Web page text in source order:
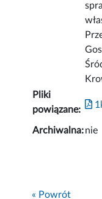
Pliki
powiązane:
Archiwalna:nie
« Powrót